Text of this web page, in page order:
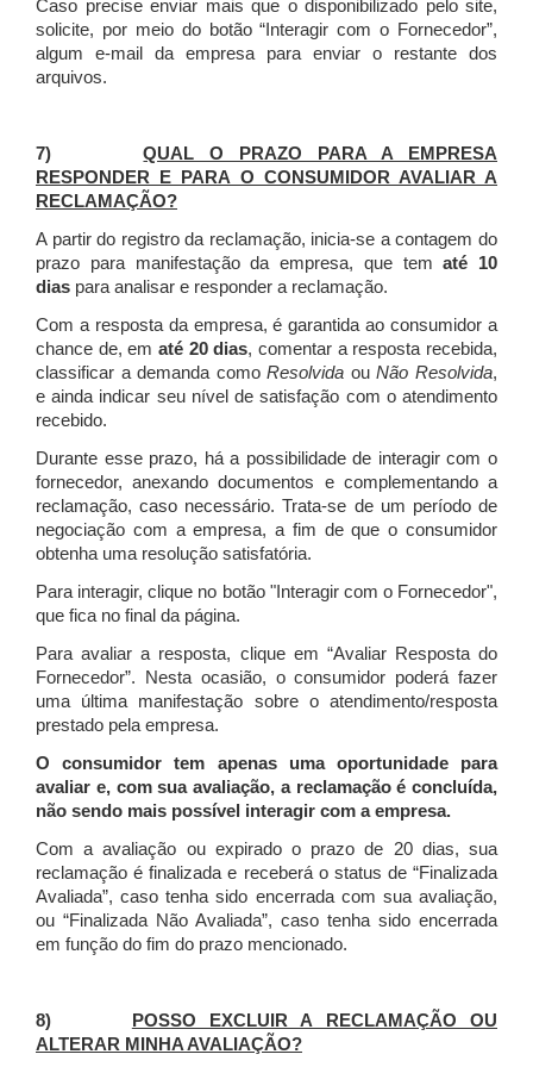
Caso precise enviar mais que o disponibilizado pelo site,
solicite, por meio do botão “Interagir com o Fornecedor”,
algum e-mail da empresa para enviar o restante dos
arquivos.
7)QUAL O PRAZO PARA A EMPRESA
RESPONDER E PARA O CONSUMIDOR AVALIAR A
RECLAMAÇÃO?
A partir do registro da reclamação, inicia-se a contagem do
prazo para manifestação da empresa, que tematé 10
dias para analisar e responder a reclamação.
Com a resposta da empresa, é garantida ao consumidor a
chance de, em até 20 dias, comentar a resposta recebida,
classificar a demanda comoResolvida ouNão Resolvida,
e ainda indicar seu nível de satisfação com o atendimento
recebido.
Durante esse prazo, há a possibilidade de interagir com o
fornecedor, anexando documentos e complementando a
reclamação, caso necessário.Trata-se de um período de
negociação com a empresa, a fim de que o consumidor
obtenha uma resolução satisfatória.
Para interagir, clique no botão "Interagir com o Fornecedor",
que fica no final da página.
Para avaliar a resposta, clique em “Avaliar Resposta do
Fornecedor”. Nesta ocasião, o consumidor poderá fazer
uma última manifestação sobre o atendimento/resposta
prestado pela empresa.
O consumidor tem apenas uma oportunidade para
avaliar e, com sua avaliação, a reclamação é concluída,
não sendo mais possível interagir com a empresa.
Com a avaliação ou expirado o prazo de 20 dias, sua
reclamação é finalizada e receberá o status de “Finalizada
Avaliada”, caso tenha sido encerrada com sua avaliação,
ou “Finalizada Não Avaliada”, caso tenha sido encerrada
em função do fim do prazo mencionado.
8)
POSSO EXCLUIR A RECLAMAÇÃO OU
ALTERAR MINHA AVALIAÇÃO?